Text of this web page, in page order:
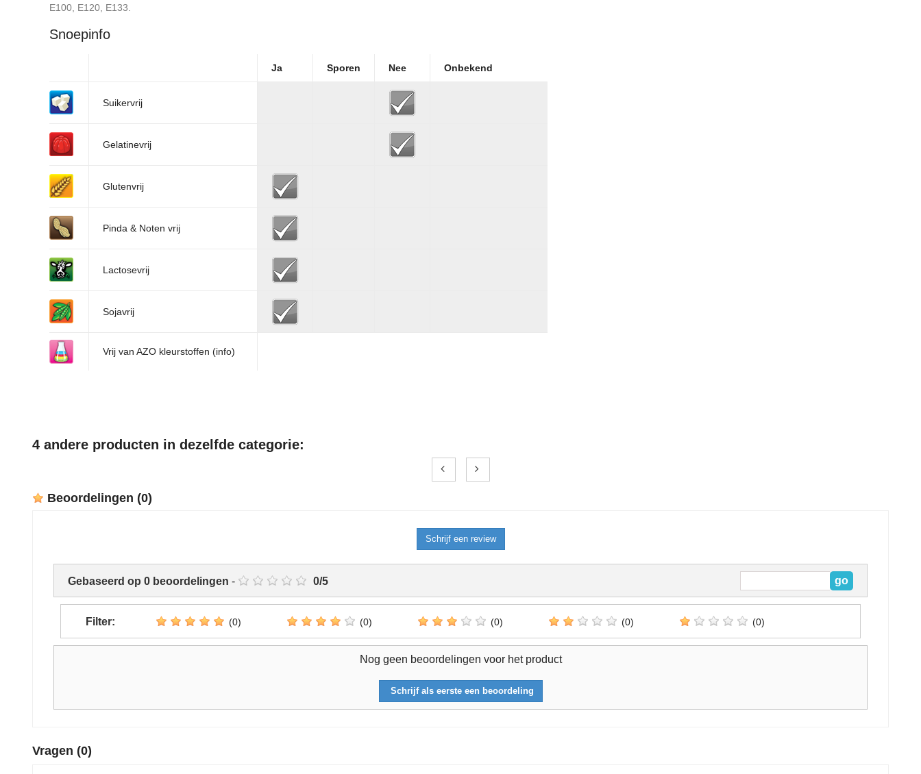
E100, E120, E133.
Snoepinfo
Ja Sporen Nee Onbekend
Suikervrij
Gelatinevrij
Glutenvrij
Pinda & Noten vrij
Lactosevrij
Sojavrij
Vrij van AZO kleurstoffen (info)
4 andere producten in dezelfde categorie:
Beoordelingen (0)
Schrijf een review
Gebaseerd op 0 beoordelingen - 0/5
Filter: (0) (0) (0) (0) (0)
Nog geen beoordelingen voor het product
Schrijf als eerste een beoordeling
Vragen (0)